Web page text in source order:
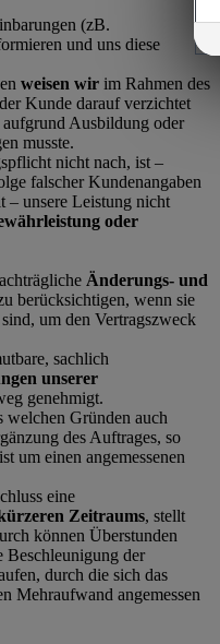
(zB.
und uns diese
weisen wir im Rahmen des
Kunde darauf verzichtet
Ausbildung oder
musste.
nicht nach, ist –
falscher Kundenangaben
– unsere Leistung nicht
oder
Änderungs- und
berücksichtigen, wenn sie
um den Vertragszweck
sachlich
unserer
genehmigt.
welchen Gründen auch
des Auftrages, so
um einen angemessenen
eine
Zeitraums, stellt
können Überstunden
Beschleunigung der
durch die sich das
Mehraufwand angemessen